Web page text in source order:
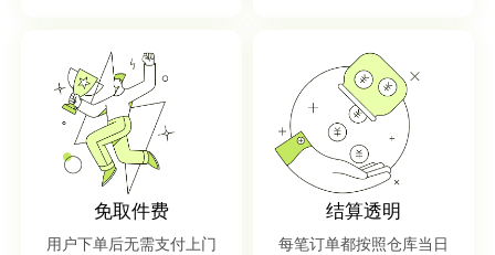
免取件费
用户下单后无需支付上门
结算透明
每笔订单都按照仓库当日